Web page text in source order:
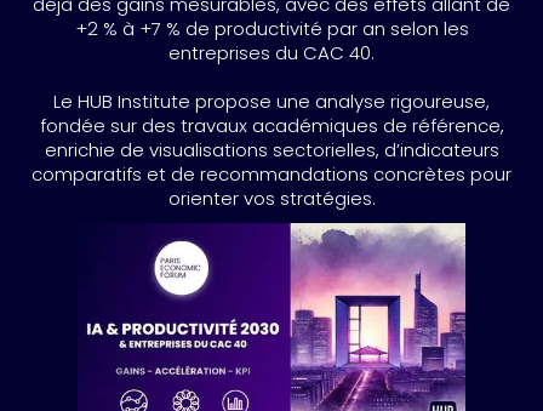
+2 % à +7 % de productivité par an selon les
entreprises du CAC 40.
Le HUB Institute propose une analyse rigoureuse,
fondée sur des travaux académiques de référence,
enrichie de visualisations sectorielles, d’indicateurs
comparatifs et de recommandations concrètes pour
orienter vos stratégies.